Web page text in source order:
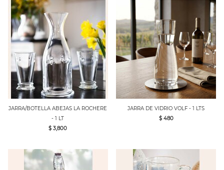
JARRA/BOTELLA ABEJAS LA ROCHERE
- 1 LT
$ 3,800
JARRA DE VIDRIO VOLF - 1 LTS
$ 480